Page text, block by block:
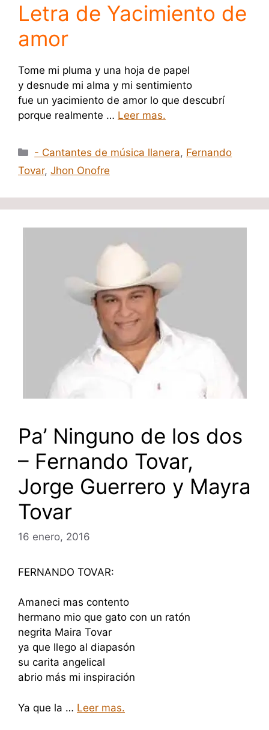
Letra de Yacimiento de
amor
Tome mi pluma y una hoja de papel
y desnude mi alma y mi sentimiento
fue un yacimiento de amor lo que descubrí
porque realmente … Leer mas.
Categorías
- Cantantes de música llanera, Fernando
Tovar, Jhon Onofre
Pa’ Ninguno de los dos
– Fernando Tovar,
Jorge Guerrero y Mayra
Tovar
16 enero, 2016
FERNANDO TOVAR:
Amaneci mas contento
hermano mio que gato con un ratón
negrita Maira Tovar
ya que llego al diapasón
su carita angelical
abrio más mi inspiración
Ya que la … Leer mas.